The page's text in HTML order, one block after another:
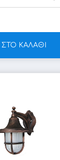
ΣΤΟ ΚΑΛΑΘΙ